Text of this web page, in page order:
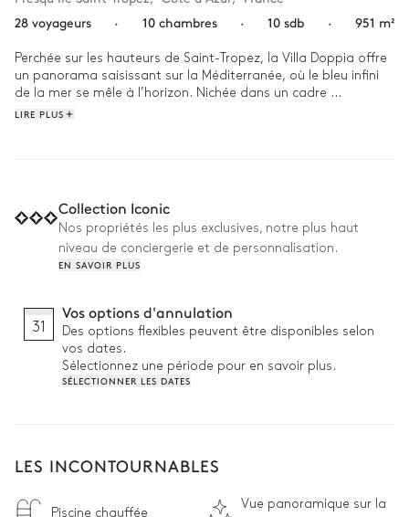
28 voyageurs
· 10 chambres · 10 sdb · 951 m²
Perchée sur les hauteurs de Saint-Tropez, la Villa Doppia offre
un panorama saisissant sur la Méditerranée, où le bleu infini
de la mer se mêle à l’horizon. Nichée dans un cadre
d’exception, à proximité des plages mythiques et des
chauffée. L’après-midi, une partie de pétanque sous les
oliviers précède un barbecue convivial au coin du feu. Lorsque
le soir tombe, installez-vous dans la salle de cinéma privée
avant d’admirer le spectacle envoûtant du soleil disparaissant
LIRE PLUS
Collection Iconic
Nos propriétés les plus exclusives, notre plus haut
niveau de conciergerie et de personnalisation.
EN SAVOIR PLUS
31
Vos options d'annulation
Des options flexibles peuvent être disponibles selon
vos dates.
Sélectionnez une période pour en savoir plus.
SÉLECTIONNER LES DATES
LES INCONTOURNABLES
Piscine chauffée
Vue panoramique sur la